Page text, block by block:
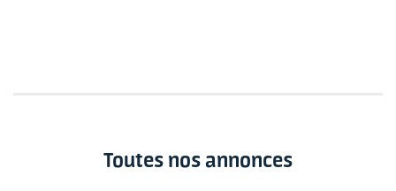
Toutes nos annonces